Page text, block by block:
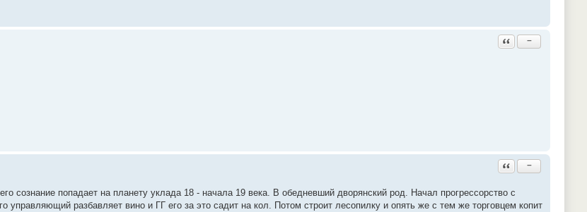
Ответить с цитатой
−
Ответить с цитатой
−
сознание попадает на планету уклада 18 - начала 19 века. В обедневший дворянский род. Начал прогрессорство с
управляющий разбавляет вино и ГГ его за это садит на кол. Потом строит лесопилку и опять же с тем же торговцем копит